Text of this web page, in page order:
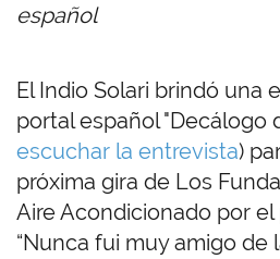
español
El Indio Solari brindó una
portal español "Decálogo
escuchar la entrevista)
próxima gira de Los
Aire Acondicionado por el
“Nunca fui muy amigo de